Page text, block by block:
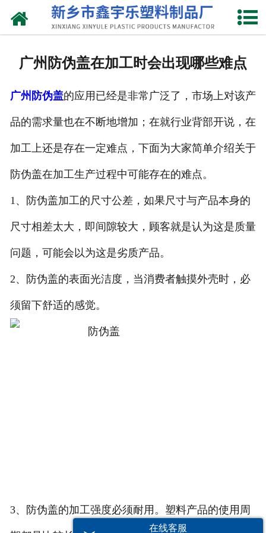
网站首页
联系我们
广州防伪盖在加工时会出现哪些难点
广州防伪盖的应用已经是非常广泛了，市场上对该产
品的需求量也在不断地增加；在就行业背部开说，在
加工上还是存在一定难点，下面为大家简单介绍关于
防伪盖在加工生产过程中可能存在的难点。
1、防伪盖加工的尺寸公差，如果尺寸与产品本身的
尺寸相差太大，即间隙较大，顾客就是认为这是质量
问题，可能会以为这是劣质产品。
2、防伪盖的表面光洁度，当消费者触摸外壳时，必
须留下舒适的感觉。
3、防伪盖的加工强度必须耐用。塑料产品的使用周
在线客服